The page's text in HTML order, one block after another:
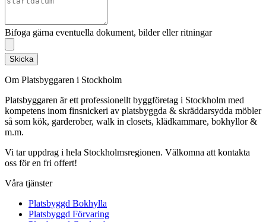
Bifoga gärna eventuella dokument, bilder eller ritningar
Skicka
Om Platsbyggaren i Stockholm
Platsbyggaren är ett professionellt byggföretag i Stockholm med
kompetens inom finsnickeri av platsbyggda & skräddarsydda möbler
så som kök, garderober, walk in closets, klädkammare, bokhyllor &
m.m.
Vi tar uppdrag i hela Stockholmsregionen. Välkomna att kontakta
oss för en fri offert!
Våra tjänster
Platsbyggd Bokhylla
Platsbyggd Förvaring